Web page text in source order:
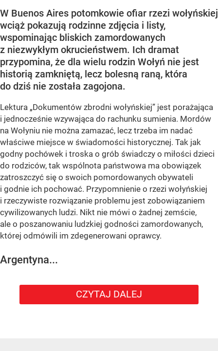
W Buenos Aires potomkowie ofiar rzezi wołyńskiej
wciąż pokazują rodzinne zdjęcia i listy,
wspominając bliskich zamordowanych
z niezwykłym okrucieństwem. Ich dramat
przypomina, że dla wielu rodzin Wołyń nie jest
historią zamkniętą, lecz bolesną raną, która
do dziś nie została zagojona.
Lektura „Dokumentów zbrodni wołyńskiej” jest porażająca
i jednocześnie wzywająca do rachunku sumienia. Mordów
na Wołyniu nie można zamazać, lecz trzeba im nadać
właściwe miejsce w świadomości historycznej. Tak jak
godny pochówek i troska o grób świadczy o miłości dzieci
do rodziców, tak wspólnota państwowa ma obowiązek
zatroszczyć się o swoich pomordowanych obywateli
i godnie ich pochować. Przypomnienie o rzezi wołyńskiej
i rzeczywiste rozwiązanie problemu jest zobowiązaniem
cywilizowanych ludzi. Nikt nie mówi o żadnej zemście,
ale o poszanowaniu ludzkiej godności zamordowanych,
której odmówili im zdegenerowani oprawcy.
Argentyna...
CZYTAJ DALEJ